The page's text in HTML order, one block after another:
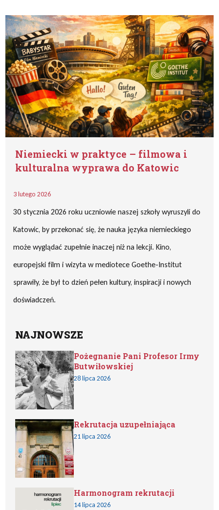
Niemiecki w praktyce – filmowa i
kulturalna wyprawa do Katowic
3 lutego 2026
30 stycznia 2026 roku uczniowie naszej szkoły wyruszyli do
Katowic, by przekonać się, że nauka języka niemieckiego
może wyglądać zupełnie inaczej niż na lekcji. Kino,
europejski film i wizyta w mediotece Goethe-Institut
sprawiły, że był to dzień pełen kultury, inspiracji i nowych
doświadczeń.
NAJNOWSZE
Pożegnanie Pani Profesor Irmy
Butwiłowskiej
28 lipca 2026
Rekrutacja uzupełniająca
21 lipca 2026
Harmonogram rekrutacji
14 lipca 2026